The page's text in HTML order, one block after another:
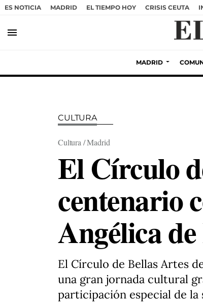
ES NOTICIA MADRID EL TIEMPO HOY CRISIS CEUTA
menu
MADRID
CULTURA
Cultura / Madrid
El Círculo
centenario
Angélica
El Círculo de Bellas Artes
una gran jornada cultural
participación especial de la